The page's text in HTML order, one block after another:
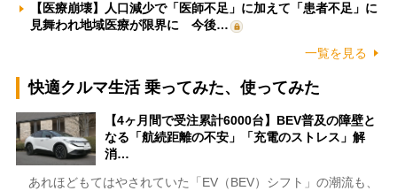
【医療崩壊】人口減少で「医師不足」に加えて「患者不足」に
見舞われ地域医療が限界に 今後…
一覧を見る
快適クルマ生活 乗ってみた、使ってみた
【4ヶ月間で受注累計6000台】BEV普及の障壁と
なる「航続距離の不安」「充電のストレス」解
消…
あれほどもてはやされていた「EV（BEV）シフト」の潮流も、